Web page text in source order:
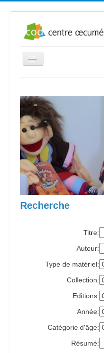
Basculer
Présentation
Infos
Où nous trouver
Bulletins nouveautés
Liens
Contact
Exposition